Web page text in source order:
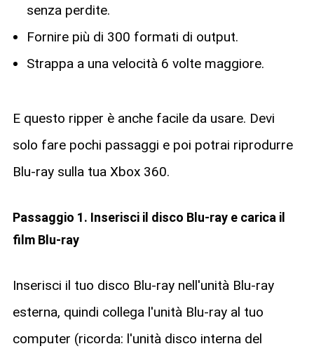
senza perdite.
Fornire più di 300 formati di output.
Strappa a una velocità 6 volte maggiore.
E questo ripper è anche facile da usare. Devi
solo fare pochi passaggi e poi potrai riprodurre
Blu-ray sulla tua Xbox 360.
Passaggio 1. Inserisci il disco Blu-ray e carica il
film Blu-ray
Inserisci il tuo disco Blu-ray nell'unità Blu-ray
esterna, quindi collega l'unità Blu-ray al tuo
computer (ricorda: l'unità disco interna del